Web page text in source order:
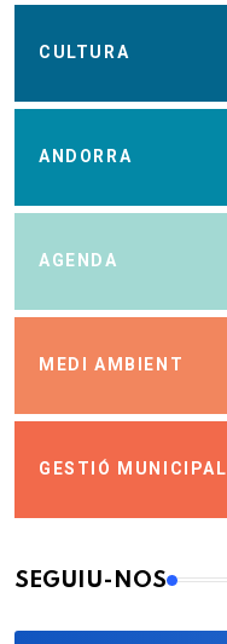
CULTURA
ANDORRA
AGENDA
MEDI AMBIENT
GESTIÓ MUNICIPAL
SEGUIU-NOS